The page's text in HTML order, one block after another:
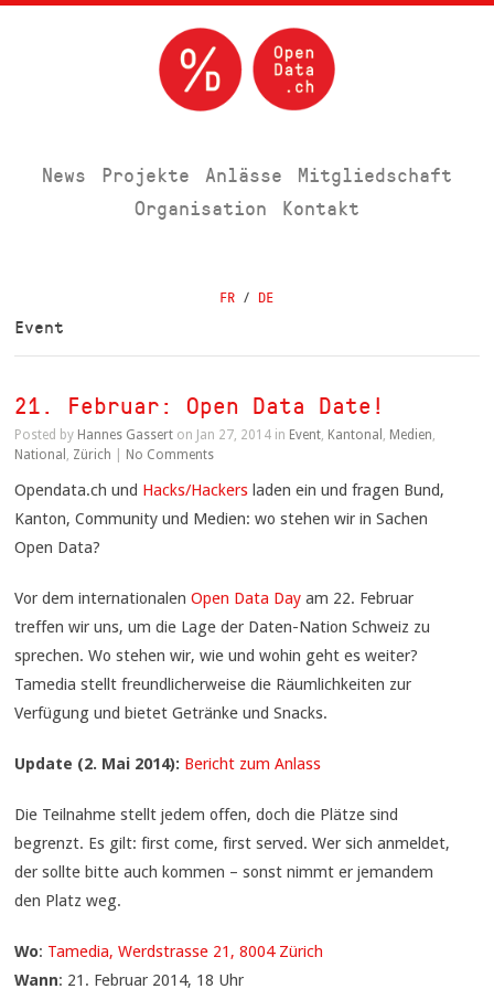
News Projekte Anlässe
Mitgliedschaft
Organisation
Kontakt
FR / DE
Event
21. Februar: Open Data Date!
Posted by Hannes Gassert on Jan 27, 2014 in Event, Kantonal , Medien,
National , Zürich No Comments
Opendata.ch und Hacks/Hackers laden ein und fragen Bund,
Kanton, Community und Medien: wo stehen wir in Sachen
Open Data?
Vor dem internationalenOpen Data Day am 22. Februar
treffen wir uns, um die Lage der Daten-Nation Schweiz zu
sprechen. Wo stehen wir, wie und wohin geht es weiter?
Tamedia stellt freundlicherweise die Räumlichkeiten zur
Verfügung und bietet Getränke und Snacks.
Update (2. Mai 2014): Bericht zum Anlass
Die Teilnahme stellt jedem offen, doch die Plätze sind
begrenzt. Es gilt: first come, first served. Wer sich anmeldet,
der sollte bitte auch kommen – sonst nimmt er jemandem
den Platz weg.
Wo: Tamedia, Werdstrasse 21, 8004 Zürich
Wann: 21. Februar 2014, 18 Uhr